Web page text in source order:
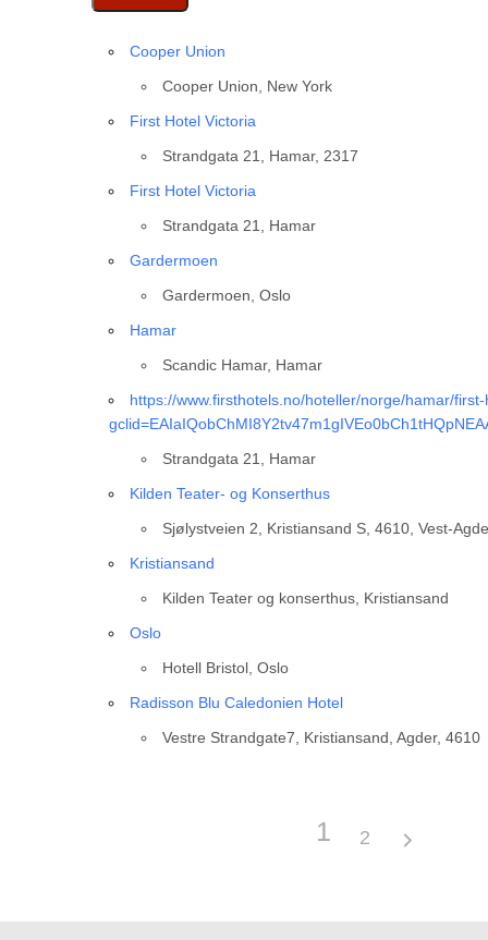
Cooper Union
Cooper Union, New York
First Hotel Victoria
Strandgata 21, Hamar, 2317
First Hotel Victoria
Strandgata 21, Hamar
Gardermoen
Gardermoen, Oslo
Hamar
Scandic Hamar, Hamar
https://www.firsthotels.no/hoteller/norge/hamar/
Strandgata 21, Hamar
Kilden Teater- og Konserthus
Sjølystveien 2, Kristiansand S, 4610, Vest-
Kristiansand
Kilden Teater og konserthus, Kristiansand
Oslo
Hotell Bristol, Oslo
Radisson Blu Caledonien Hotel
Vestre Strandgate7, Kristiansand, Agder, 4610
1 2